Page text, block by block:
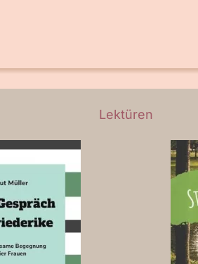
Lektüren